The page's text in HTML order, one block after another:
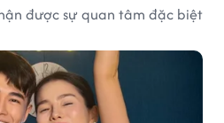
được sự quan tâm đặc biệt